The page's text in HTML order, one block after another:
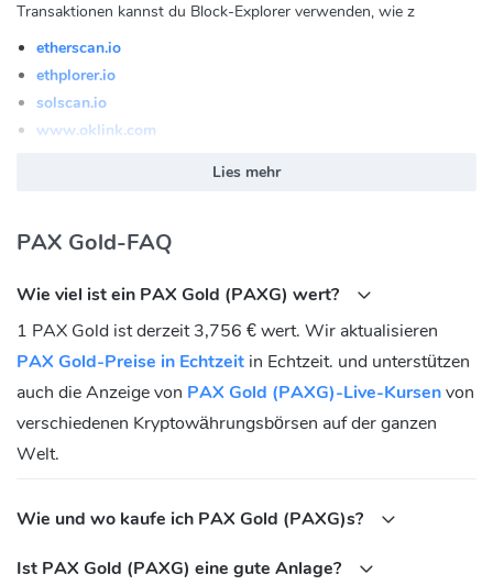
Transaktionen kannst du Block-Explorer verwenden, wie z
etherscan.io
ethplorer.io
solscan.io
www.oklink.com
PAX Gold ist eine goldgedeckte Kryptowährung, die von den
eingeführt wurde. Als ERC-20-Token, der auf der Ethereum-
Blockchain läuft, ist PAX Gold auf einer Vielzahl von Börsen
handelbar und bietet Tradern eine zugängliche Möglichkeit, in Gold
zu investieren.
Wie funktioniert PAX Gold?
PAX Gold ist ein digitaler Token, der durch physisches Gold
Feinunzenanteil an einem London Good Delivery-Goldbarren, der in
besitzen, haben Sie Eigentumsrechte an dem zugrunde liegenden
Lies mehr
PAX Gold-FAQ
Wie viel ist ein PAX Gold (PAXG) wert?
1 PAX Gold ist derzeit 3,756 € wert. Wir aktualisieren
PAX Gold-Preise in Echtzeit in Echtzeit. und unterstützen
auch die Anzeige von PAX Gold (PAXG)-Live-Kursenvon
verschiedenen Kryptowährungsbörsen auf der ganzen
Welt.
Wie und wo kaufe ich PAX Gold (PAXG)s?
Ist PAX Gold (PAXG) eine gute Anlage?